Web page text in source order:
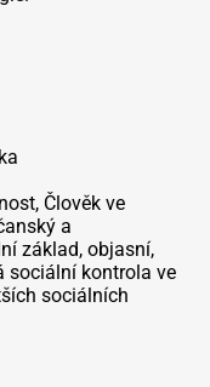
Člověk ve
a
základ, objasní,
sociální kontrola ve
sociálních